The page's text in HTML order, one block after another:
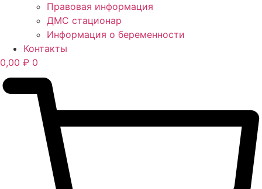
Правовая информация
ДМС стационар
Информация о беременности
Контакты
0,00 ₽ 0